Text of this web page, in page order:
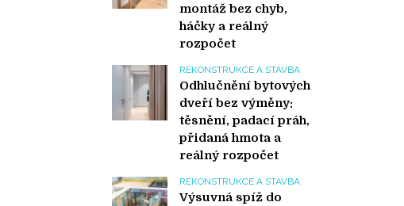
montáž bez chyb,
háčky a reálný
rozpočet
REKONSTRUKCE A STAVBA
Odhlučnění bytových
dveří bez výměny:
těsnění, padací práh,
přidaná hmota a
reálný rozpočet
REKONSTRUKCE A STAVBA
Výsuvná spíž do